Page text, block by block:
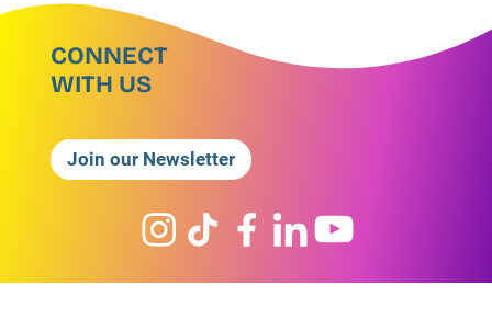
CONNECT
WITH US
Join our Newsletter